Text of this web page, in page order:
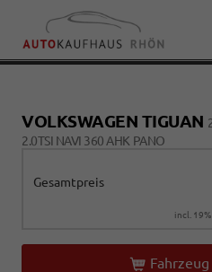
VOLKSWAGEN TIGUAN
2.0TSI NAVI 360 AHK PANO
Gesamtpreis
incl.